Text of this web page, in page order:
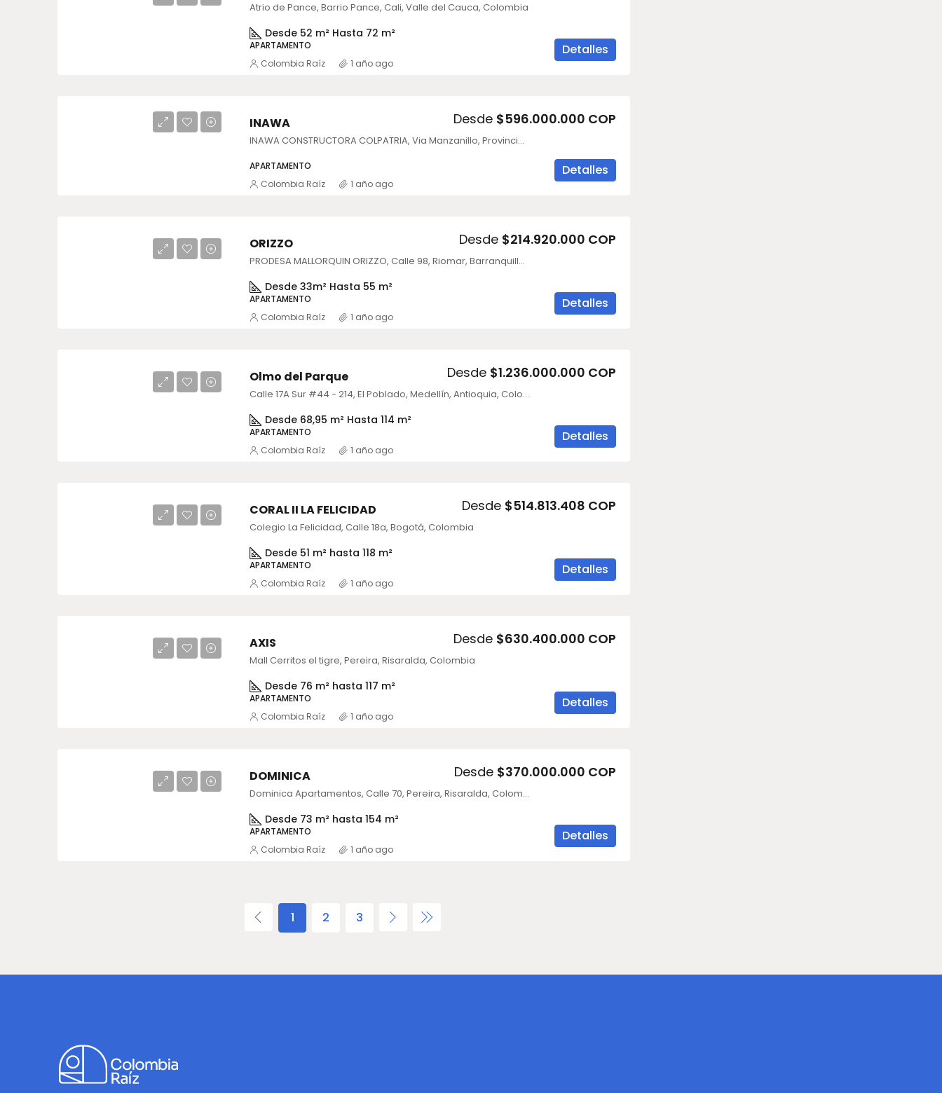
Atrio de Pance, Barrio Pance, Cali, Valle del Cauca, Colombia
Desde 52 m² Hasta 72 m²
APARTAMENTO Detalles
Colombia Raíz 1 año ago
INAWA Desde $596.000.000 COP
INAWA CONSTRUCTORA COLPATRIA, Via Manzanillo, Provincia de Cartagena, Bolívar, Colombia
APARTAMENTO Detalles
Colombia Raíz 1 año ago
ORIZZO Desde $214.920.000 COP
PRODESA MALLORQUIN ORIZZO, Calle 98, Riomar, Barranquilla, Atlántico, Colombia
Desde 33m² Hasta 55 m²
APARTAMENTO Detalles
Colombia Raíz 1 año ago
Olmo del Parque Desde $1.236.000.000 COP
Calle 17A Sur #44 - 214, El Poblado, Medellín, Antioquia, Colombia
Desde 68,95 m² Hasta 114 m²
APARTAMENTO Detalles
Colombia Raíz 1 año ago
CORAL II LA FELICIDAD Desde $514.813.408 COP
Colegio La Felicidad, Calle 18a, Bogotá, Colombia
Desde 51 m² hasta 118 m²
APARTAMENTO Detalles
Colombia Raíz 1 año ago
AXIS Desde $630.400.000 COP
Mall Cerritos el tigre, Pereira, Risaralda, Colombia
Desde 76 m² hasta 117 m²
APARTAMENTO Detalles
Colombia Raíz 1 año ago
DOMINICA Desde $370.000.000 COP
Dominica Apartamentos, Calle 70, Pereira, Risaralda, Colombia
Desde 73 m² hasta 154 m²
APARTAMENTO Detalles
Colombia Raíz 1 año ago
1 2 3